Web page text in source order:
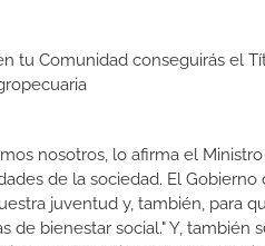
tu Comunidad conseguirás el
nosotros, lo afirma el
de la sociedad. El Gobierno
juventud y, también, para
bienestar social." Y, también